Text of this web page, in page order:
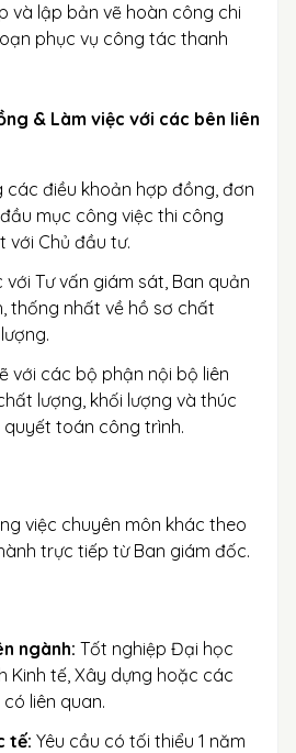
và lập bản vẽ hoàn công chi
phục vụ công tác thanh
& Làm việc với các bên liên
các điều khoản hợp đồng, đơn
mục công việc thi công
với Chủ đầu tư.
với Tư vấn giám sát, Ban quản
thống nhất về hồ sơ chất
với các bộ phận nội bộ liên
lượng, khối lượng và thúc
toán công trình.
việc chuyên môn khác theo
trực tiếp từ Ban giám đốc.
ngành: Tốt nghiệp Đại học
Kinh tế, Xây dựng hoặc các
liên quan.
tế: Yêu cầu có tối thiểu 1 năm